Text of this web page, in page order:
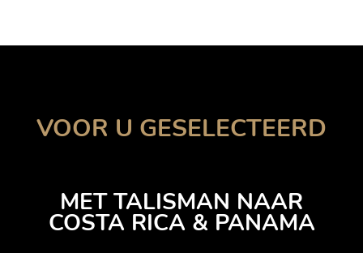
VOOR U GESELECTEERD
MET TALISMAN NAAR
COSTA RICA & PANAMA